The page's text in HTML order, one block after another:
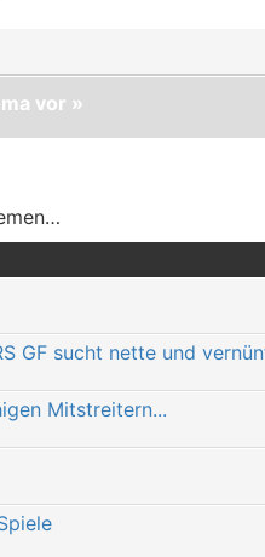
vor »
GF sucht nette und
Mitstreitern...